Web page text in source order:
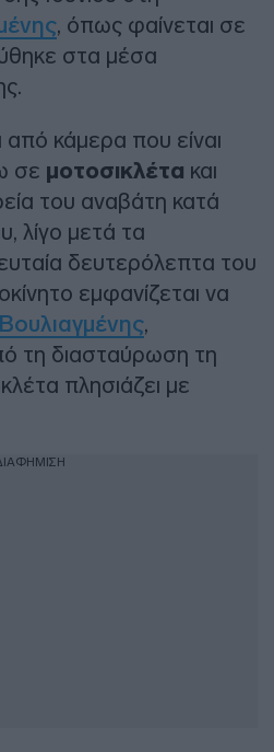
, όπως φαίνεται σε
στα μέσα
από κάμερα που είναι
σε μοτοσικλέτα και
του αναβάτη κατά
λίγο μετά τα
δευτερόλεπτα του
εμφανίζεται να
Βουλιαγμένης,
τη διασταύρωση τη
πλησιάζει με